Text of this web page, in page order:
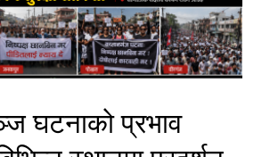
घटनाको प्रभाव